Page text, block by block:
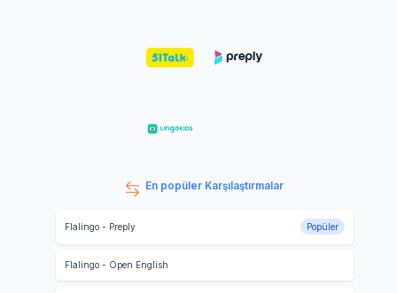
En popüler Karşılaştırmalar
Flalingo- Preply Popüler
Flalingo- Open English